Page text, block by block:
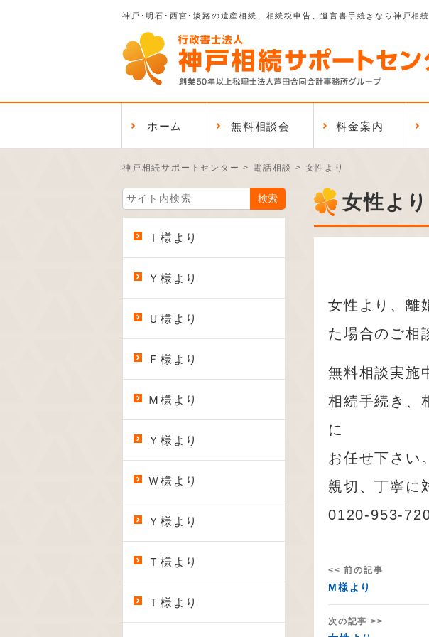
神戸･明石･西宮･淡路の遺産相続、相続税申告、遺言書手続きなら神戸相
ホーム 無料相談会 料金案内
神戸相続サポートセンター > 電話相談 > 女性より
女性よ
女性より、離
た場合のご相
無料相談実施
相続手続き、
に
お任せ下さい。
親切、丁寧に
0120-953-
<< 前の記事
M様より
次の記事 >>
Ｉ様より
Ｙ様より
Ｕ様より
Ｆ様より
Ｍ様より
Ｙ様より
Ｗ様より
Ｙ様より
Ｔ様より
Ｔ様より